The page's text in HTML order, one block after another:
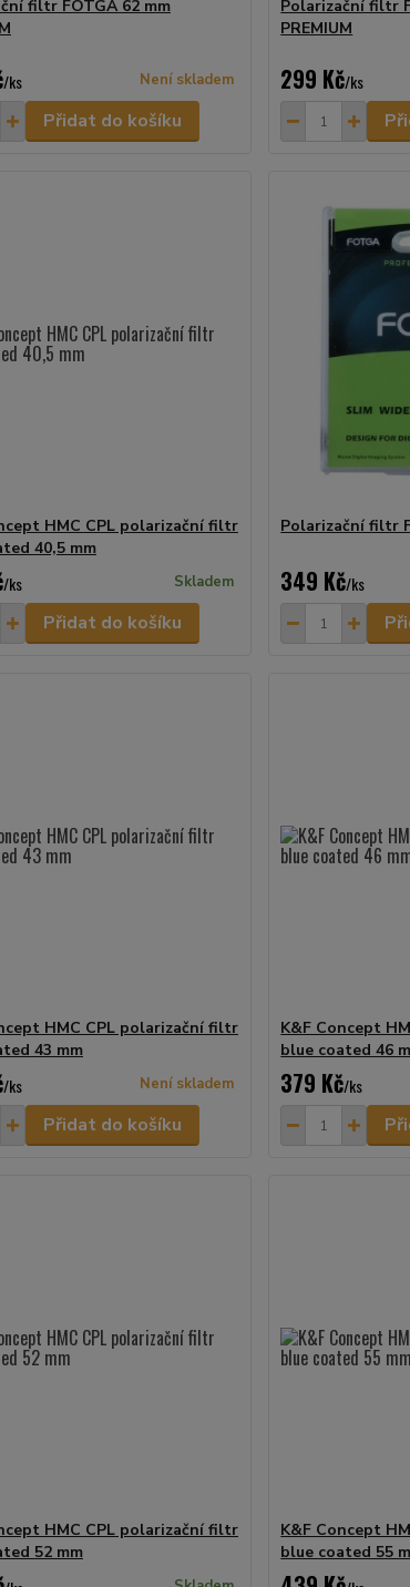
filtr FOTGA 62 mm
/ks Není skladem
Přidat do košíku
Polarizační filtr
PREMIUM
299 Kč/ks
HMC CPL polarizační filtr
40,5 mm
/ks Skladem
Přidat do košíku
Polarizační filtr
349 Kč/ks
HMC CPL polarizační filtr
43 mm
/ks Není skladem
Přidat do košíku
K&F Concept
blue coated 46
379 Kč/ks
HMC CPL polarizační filtr
52 mm
K&F Concept
blue coated 55